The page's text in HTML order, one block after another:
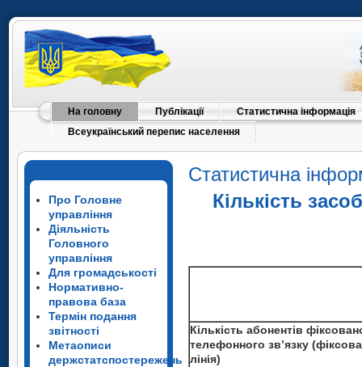
На головну Публікації
Статистична інформація
Всеукраїнський перепис населення
Про Головне
управління
Діяльність
Головного
управління
Для громадськості
Нормативно-
правова база
Термін подання
звітності
Метаописи
держстатспостережень
Статистична
Кількість
Кількість абонентів
телефонного зв’язку
лінія)